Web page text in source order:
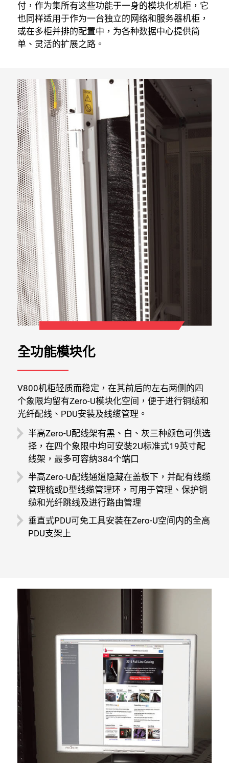
付，作为集所有这些功能于一身的模块化机柜，它
也同样适用于作为一台独立的网络和服务器机柜，
或在多柜并排的配置中，为各种数据中心提供简
单、灵活的扩展之路。
全功能模块化
V800机柜轻质而稳定，在其前后的左右两侧的四
个象限均留有Zero-U模块化空间，便于进行铜缆和
光纤配线、PDU安装及线缆管理。
半高Zero-U配线架有黑、白、灰三种颜色可供选
择，在四个象限中均可安装2U标准式19英寸配
线架，最多可容纳384个端口
半高Zero-U配线通道隐藏在盖板下，并配有线缆
管理梳或D型线缆管理环，可用于管理、保护铜
缆和光纤跳线及进行路由管理
垂直式PDU可免工具安装在Zero-U空间内的全高
PDU支架上